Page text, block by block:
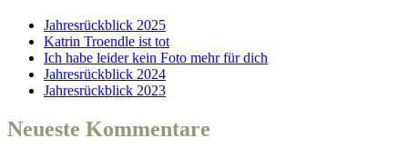
Jahresrückblick 2025
Katrin Troendle ist tot
Ich habe leider kein Foto mehr für dich
Jahresrückblick 2024
Jahresrückblick 2023
Neueste Kommentare